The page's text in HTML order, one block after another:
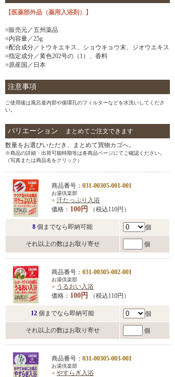
【医薬部外品（薬用入浴剤）】
■販売元／五州薬品
■内容量／25g
■配合成分／トウキエキス、ショウキョウ末、ジオウエキス
■指定成分／黄色202号の（1）、香料
■原産国／日本
注意事項
ご使用後は風呂釜内部や循環孔のフィルターなどを水洗いしてくださ
い。
バリエーション
まとめてご注文できます
数量をお選びいただき、まとめて買物カゴへ。
※商品の詳細・出荷可能時期等は各商品ページにてご確認ください。
（写真または商品名をクリック）
商品番号： 031-00305-001-001
お湯倶楽部
● 汗たっぷり入浴
価格： 100円 （税込110円）
8 個までなら即納可能 個
それ以上の数はお取り寄せ 個
商品番号： 031-00305-002-001
お湯倶楽部
● うるおい入浴
価格： 100円 （税込110円）
12 個までなら即納可能 個
それ以上の数はお取り寄せ 個
商品番号： 031-00305-003-001
お湯倶楽部
● やすらぎ入浴